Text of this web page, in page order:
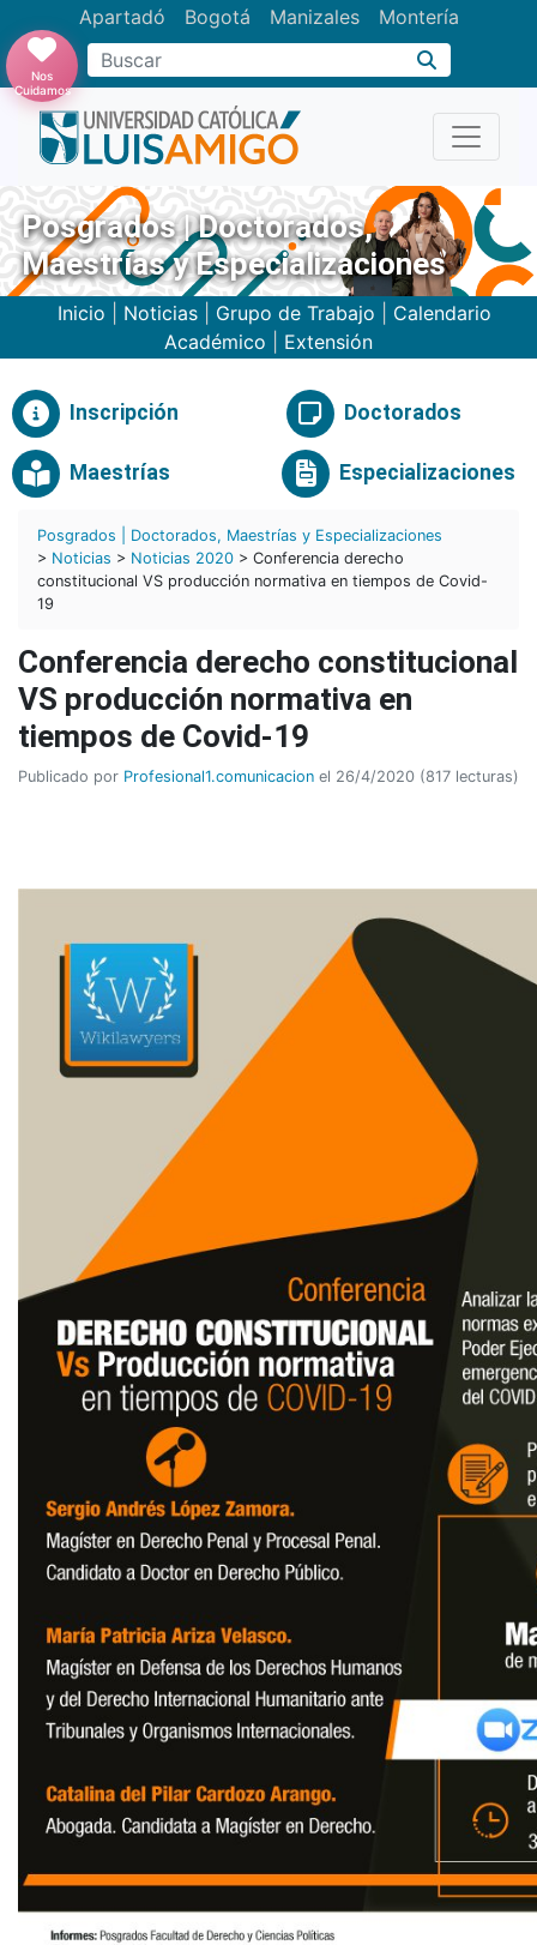
Apartadó Bogotá Manizales Montería
Buscar
Nos
Cuidamos
Posgrados | Doctorados,
Maestrías y Especializaciones
Inicio Noticias Grupo de Trabajo
Calendario
Académico
Extensión
Inscripción Doctorados
Maestrías Especializaciones
Posgrados | Doctorados, Maestrías y Especializaciones
> Noticias > Noticias 2020 > Conferencia derecho
constitucional VS producción normativa en tiempos de Covid-
19
Conferencia derecho constitucional
VS producción normativa en
tiempos de Covid-19
Publicado por Profesional1.comunicacion el 26/4/2020 (817 lecturas)